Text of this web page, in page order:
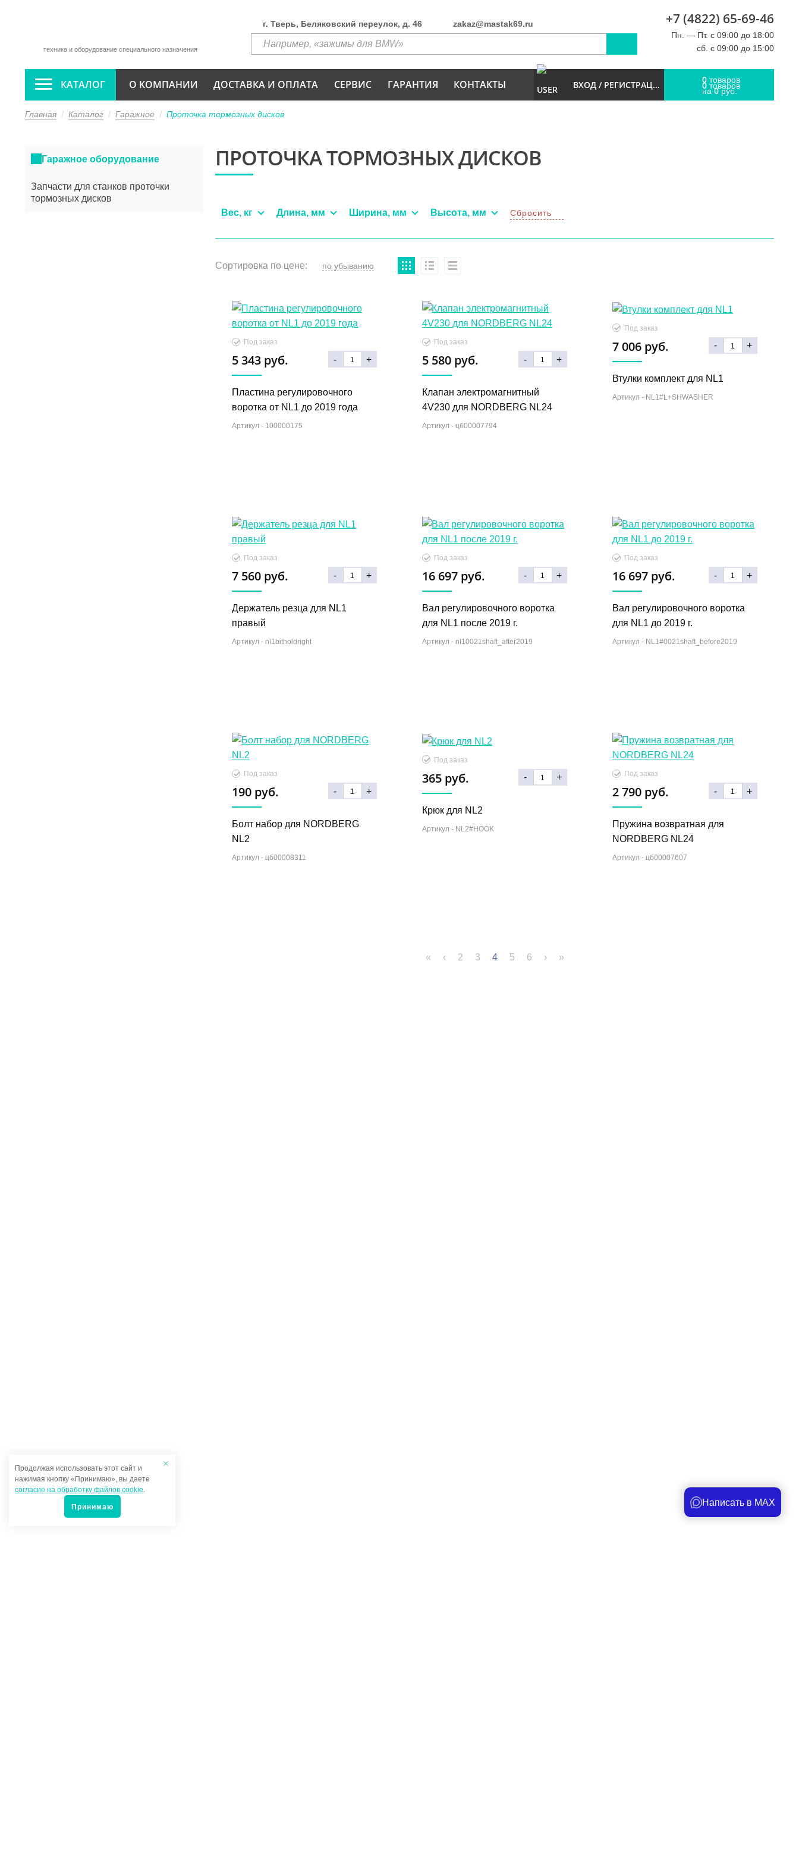
техника и оборудование специального назначения
г. Тверь, Беляковский переулок, д. 46 zakaz@mastak69.ru +7 (4822) 65-69-46
Пн. — Пт. с 09:00 до 18:00
сб. с 09:00 до 15:00
КАТАЛОГ О КОМПАНИИ ДОСТАВКА И ОПЛАТА СЕРВИС ГАРАНТИЯ КОНТАКТЫ ВХОД / РЕГИСТРАЦИЯ 0 товаров
0 товаров
на0руб.
Главная Каталог Гаражное Проточка тормозных дисков
Гаражное оборудование
Запчасти для станков проточки
тормозных дисков
ПРОТОЧКА ТОРМОЗНЫХ ДИСКОВ
Вес, кг Длина, мм Ширина, мм Высота, мм Сбросить
Сортировка по цене:
Под заказ
5 343 руб. - +
Пластина регулировочного
воротка от NL1 до 2019 года
Артикул - 100000175
Под заказ
5 580 руб. - +
Клапан электромагнитный
4V230 для NORDBERG NL24
Артикул - цб00007794
Под заказ
7 006 руб. - +
Втулки комплект для NL1
Артикул - NL1#L+SHWASHER
Под заказ
7 560 руб. - +
Держатель резца для NL1
правый
Артикул - nl1bitholdright
Под заказ
16 697 руб. - +
Вал регулировочного воротка
для NL1 после 2019 г.
Артикул - nl10021shaft_after2019
Под заказ
16 697 руб. - +
Вал регулировочного воротка
для NL1 до 2019 г.
Артикул - NL1#0021shaft_before2019
Под заказ
190 руб. - +
Болт набор для NORDBERG
NL2
Артикул - цб00008311
Под заказ
365 руб. - +
Крюк для NL2
Артикул - NL2#HOOK
Под заказ
2 790 руб. - +
Пружина возвратная для
NORDBERG NL24
Артикул - цб00007607
« ‹ 2 3 4 5 6 › »
Продолжая использовать этот сайт и
нажимая кнопку «Принимаю», вы даете
согласие на обработку файлов cookie.
Принимаю Написать в MAX